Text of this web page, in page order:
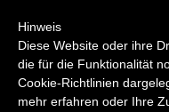
progettazione
elettronici
Hinweis
Diese Website oder ihre
die für die Funktionalität
Cookie-Richtlinien
mehr erfahren oder Ihre